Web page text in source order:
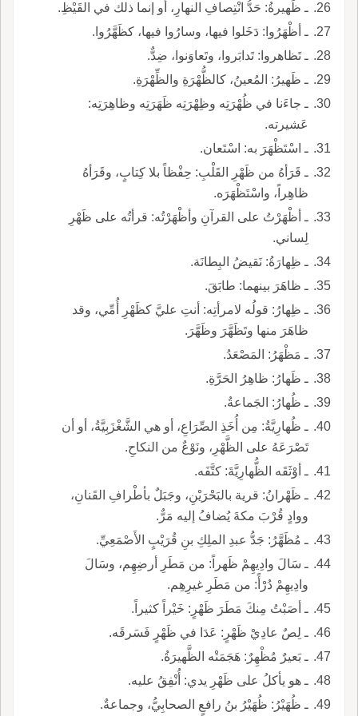
ـ ظَهيرةُ: حَدُّ انْتِصافِ النهارِ، أو إنما ذلك في القَيْظِ.
ـ أظْهَرُوا: دَخَلوا فيها، وسارُوا فيها، كظَهَّرُوا.
ـ تَظاهروا: تَدابَروا، وتَعاوَنوا، ضِدٌّ.
ـ ظَهيرُ: المُعينُ، كالظُّهْرَةِ والظِّهْرَةِ.
ـ جاءَنا في ظُهْرَتِه وظِهْرَتِه ظَهَرَتِه وظاهِرَتِه:
عَشيرته.
ـ اسْتَظْهَرَ به: اسْتَعان.
ـ قَرَأهُ من ظَهْرِ القَلْبِ: حِفْظاً بلا كِتابٍ، وقَرَأهُ
ظاهِراً، واسْتَظْهَرَه.
ـ أظْهَرْتُ على القرآنِ وأظْهَرْتُه: قرأتُه على ظَهْرِ
لِساني.
ـ ظِهارَةُ: نَقيضُ البِطانَة.
ـ ظاهَرَ بينهما: طابَقَ.
ـ ظِهارُ: قولُه لامرأتِه: أنتِ عليَّ كظَهْرِ أُمِّي، وقد
ظاهَرَ منها وتَظَهَّرَ وظَهَّرَ.
ـ مَظْهَرُ: المَصْعَدُ.
ـ ظَهارُ: ظاهِرُ الحَرَّةِ.
ـ ظُهارُ: الجَماعةُ.
ـ ظُهارِيَّةُ: مِن أُخَذِ الصِّرَاعِ، أو هي الشَّغْزَبِيَّةُ، أو أن
تَصْرَعَهُ على الظَّهْرِ، ونَوْعٌ من النكاحِ.
ـ أوْثَقَه الظُّهارِيَّةَ: كتَّفَه.
ـ ظَهْرانُ: قرية بالبَحْرَيْنِ، وجَبَلٌ بأطْرافِ القَنانِ،
ووادٍ قُرْبَ مكةَ يُضافُ إليه مَرٌّ.
ـ مُظَهَّرُ: جَدُّ عبدِ الملِكِ بنِ قُرَيْبٍ الأَصْمَعِيِّ.
ـ سَالَ وادِيهِمْ ظَهراً: من مَطَرِ أرضِهِم، وسَالَ
وادِيهِمْ دُرْأً: من مَطَرِ غيرِهِم.
ـ أصَبْتُ مِنكَ مَطَرَ ظَهْرٍ: خَيْراً كثيراً.
ـ لِصٌ عادِيْ ظَهْرٍ: عَدَا في ظَهْرٍ فَسَرقَه.
ـ بَعيرٌ مُظْهِرٌ: هَجَمَتْه الظَّهيرَةُ.
ـ هو يأكلُ على ظَهْرِ يدي: أُنْفِقُ عليه.
ـ ظُهَيْرُ: ظُهَيْرُ بنُ رافعٍ الصحابِيُّ، وجماعةٌ.